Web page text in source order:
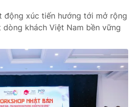
động xúc tiến hướng tới mở rộng
khách Việt Nam bền vững